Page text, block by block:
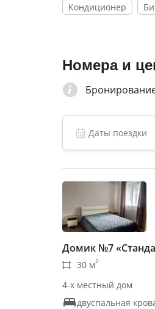
Кондиционер
Номера и
Домик №7
30 м2
4-х местный дом
двуспальная